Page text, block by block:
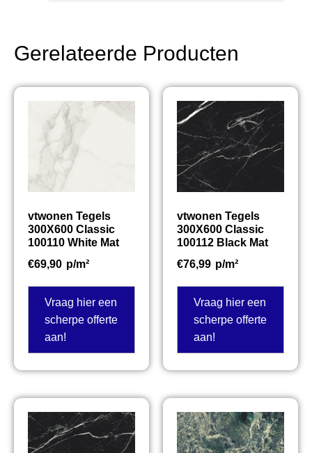
Gerelateerde Producten
vtwonen Tegels
300X600 Classic
100110 White Mat
€69,90 p/m²
Vraag hier een
scherpe offerte
aan!
vtwonen Tegels
300X600 Classic
100112 Black Mat
€76,99 p/m²
Vraag hier een
scherpe offerte
aan!